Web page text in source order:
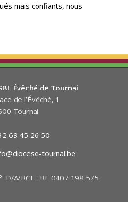
mais confiants, nous
Évêché de Tournai
de l’Évêché, 1
Tournai
69 45 26 50
tournai.be
TVA/BCE : BE 0407 198 575